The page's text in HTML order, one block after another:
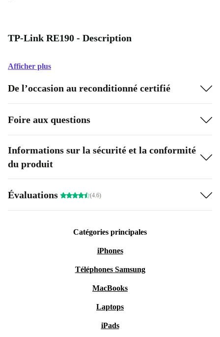
TP-Link RE190 - Description
Afficher plus
De l’occasion au reconditionné certifié
Foire aux questions
Informations sur la sécurité et la conformité
du produit
Évaluations (4.6)
Catégories principales
iPhones
Téléphones Samsung
MacBooks
Laptops
iPads